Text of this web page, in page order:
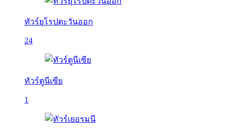
ทัวร์ยุโรปตะวันออก
24
ทัวร์ตูนีเซีย
1